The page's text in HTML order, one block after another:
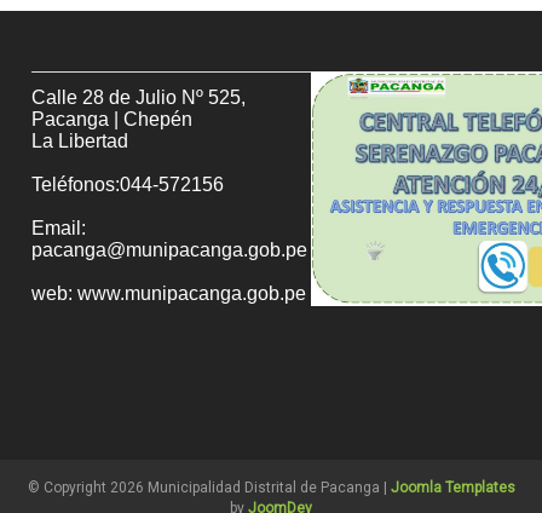
Calle 28 de Julio Nº 525,
Pacanga | Chepén
La Libertad
Teléfonos:044-572156
Email:
pacanga@munipacanga.gob.pe
web: www.munipacanga.gob.pe
© Copyright 2026 Municipalidad Distrital de Pacanga | Joomla Templates
by JoomDev